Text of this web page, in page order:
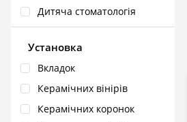
Дитяча стоматологія
Установка
Вкладок
Керамічних вінірів
Керамічних коронок